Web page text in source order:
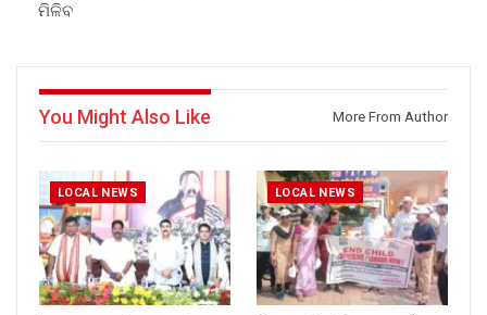
ମିଳିବ
You Might Also Like More From Author
LOCAL NEWS LOCAL NEWS